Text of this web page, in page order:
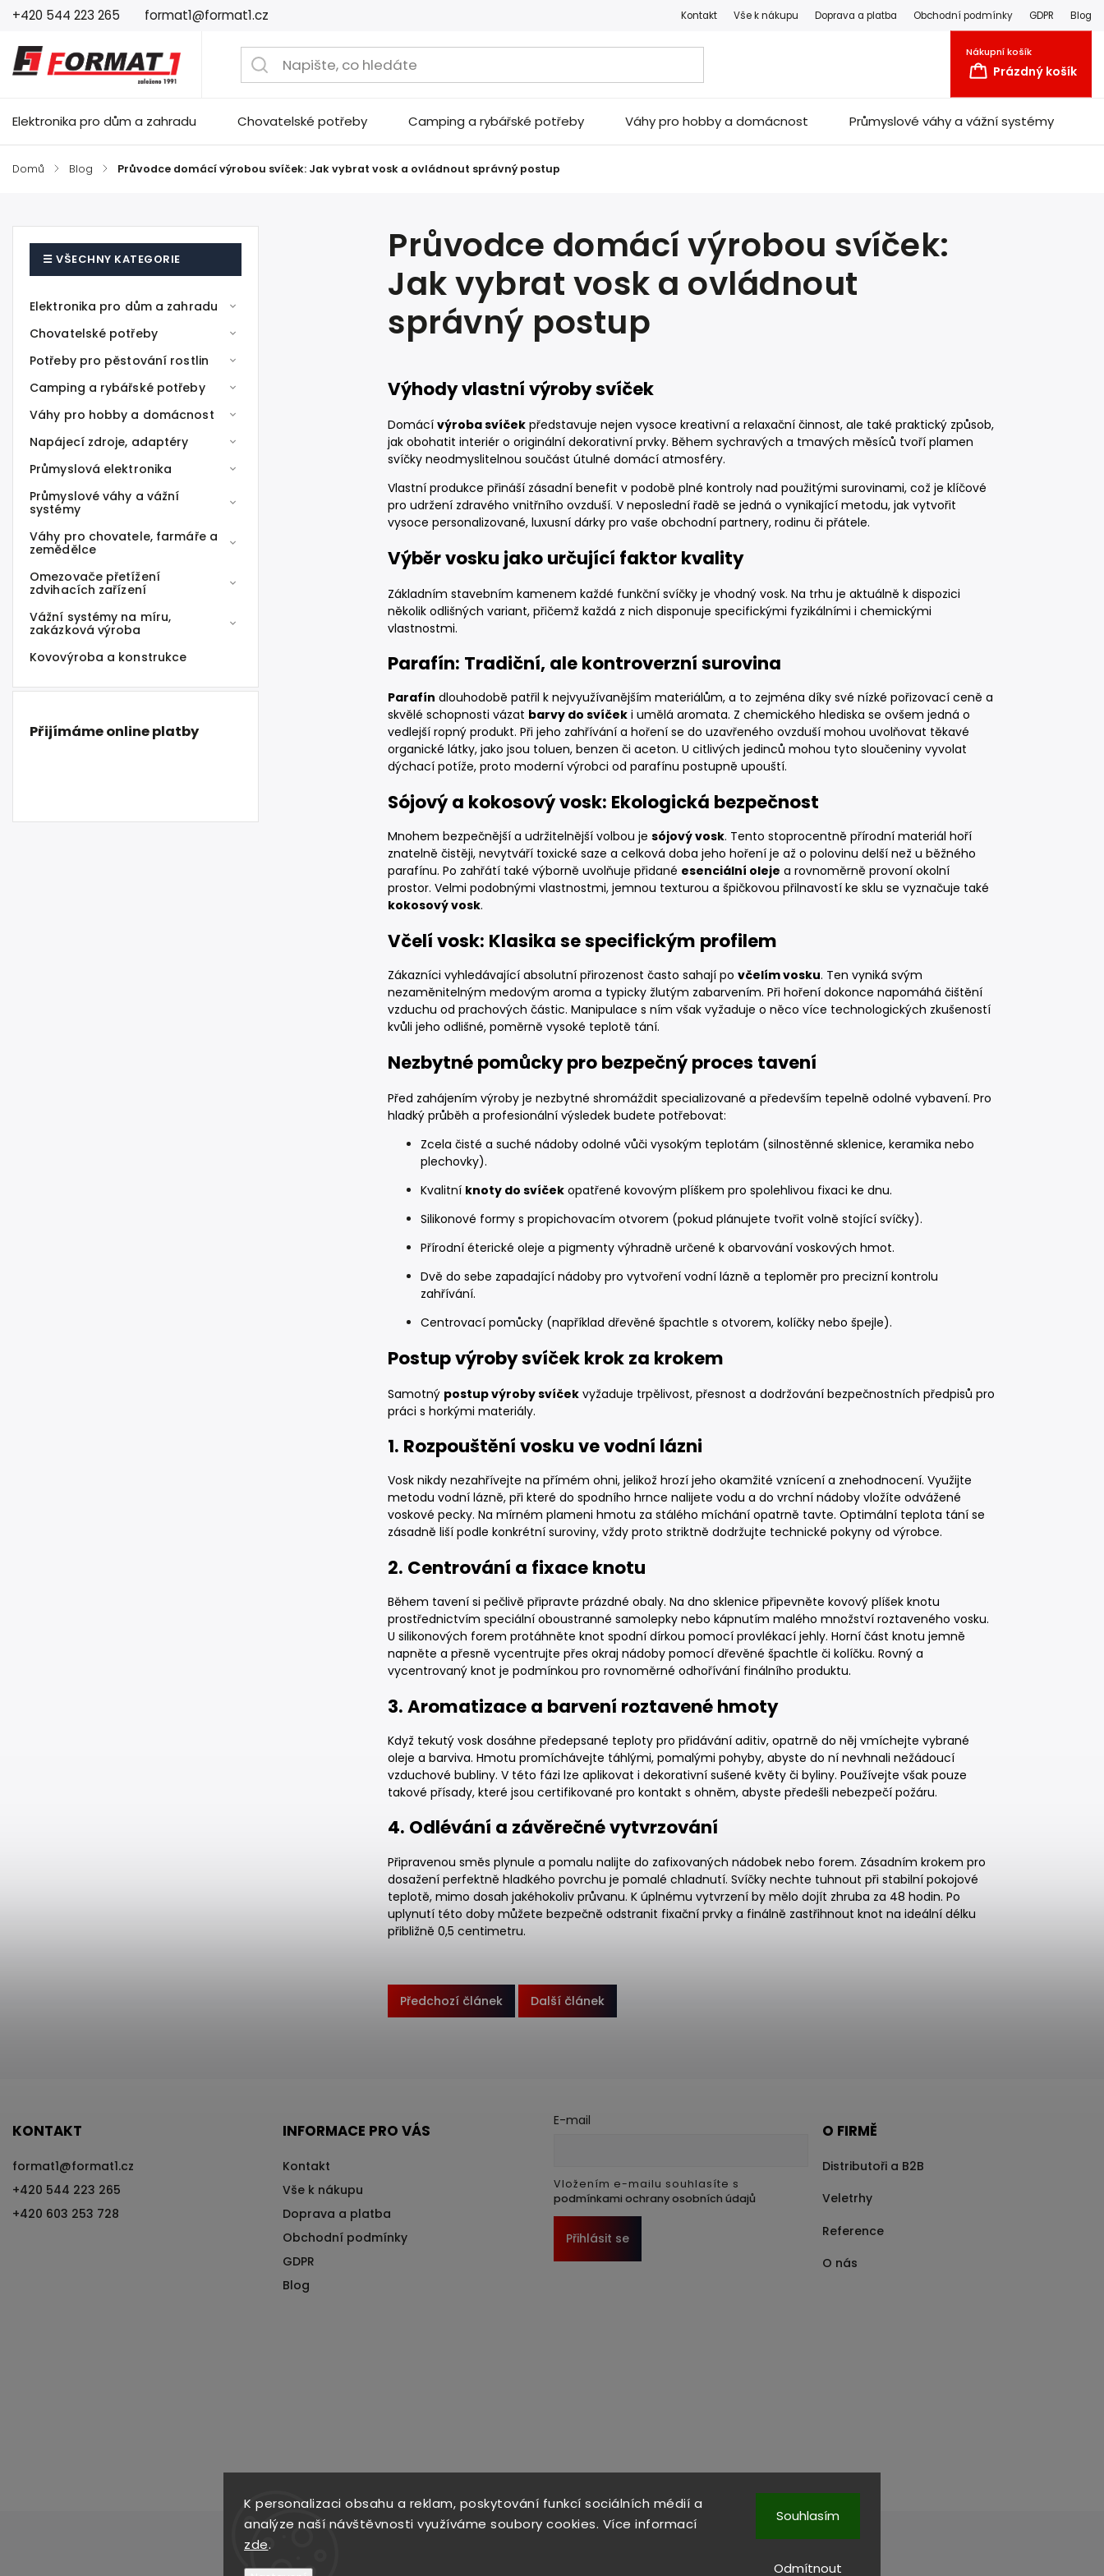
K personalizaci obsahu a reklam, poskytování funkcí sociálních médií a
analýze naší návštěvnosti využíváme soubory cookies. Více informací
zde.
Odmítnout
Souhlasím
+420 544 223 265 format1@format1.cz Kontakt Vše k nákupu Doprava a platba Obchodní podmínky GDPR Blog
Nákupní košík
Prázdný košík
Elektronika pro dům a zahradu Chovatelské potřeby Camping a rybářské potřeby Váhy pro hobby a domácnost Průmyslové váhy a vážní systémy
Domů / Blog / Průvodce domácí výrobou svíček: Jak vybrat vosk a ovládnout správný postup
Elektronika pro dům a zahradu
Chovatelské potřeby
Potřeby pro pěstování rostlin
Camping a rybářské potřeby
Váhy pro hobby a domácnost
Napájecí zdroje, adaptéry
Průmyslová elektronika
Průmyslové váhy a vážní
systémy
Váhy pro chovatele, farmáře a
zemědělce
Omezovače přetížení
zdvihacích zařízení
Vážní systémy na míru,
zakázková výroba
Kovovýroba a konstrukce
Přijímáme online platby
Průvodce domácí výrobou svíček:
Jak vybrat vosk a ovládnout
správný postup
Výhody vlastní výroby svíček
Domácí výroba svíček představuje nejen vysoce kreativní a relaxační činnost, ale také praktický způsob,
jak obohatit interiér o originální dekorativní prvky. Během sychravých a tmavých měsíců tvoří plamen
svíčky neodmyslitelnou součást útulné domácí atmosféry.
Vlastní produkce přináší zásadní benefit v podobě plné kontroly nad použitými surovinami, což je klíčové
pro udržení zdravého vnitřního ovzduší. V neposlední řadě se jedná o vynikající metodu, jak vytvořit
vysoce personalizované, luxusní dárky pro vaše obchodní partnery, rodinu či přátele.
Výběr vosku jako určující faktor kvality
Základním stavebním kamenem každé funkční svíčky je vhodný vosk. Na trhu je aktuálně k dispozici
několik odlišných variant, přičemž každá z nich disponuje specifickými fyzikálními i chemickými
vlastnostmi.
Parafín: Tradiční, ale kontroverzní surovina
Parafín dlouhodobě patřil k nejvyužívanějším materiálům, a to zejména díky své nízké pořizovací ceně a
skvělé schopnosti vázat barvy do svíček i umělá aromata. Z chemického hlediska se ovšem jedná o
vedlejší ropný produkt. Při jeho zahřívání a hoření se do uzavřeného ovzduší mohou uvolňovat těkavé
organické látky, jako jsou toluen, benzen či aceton. U citlivých jedinců mohou tyto sloučeniny vyvolat
dýchací potíže, proto moderní výrobci od parafínu postupně upouští.
Sójový a kokosový vosk: Ekologická bezpečnost
Mnohem bezpečnější a udržitelnější volbou je sójový vosk. Tento stoprocentně přírodní materiál hoří
znatelně čistěji, nevytváří toxické saze a celková doba jeho hoření je až o polovinu delší než u běžného
parafínu. Po zahřátí také výborně uvolňuje přidané esenciální oleje a rovnoměrně provoní okolní
prostor. Velmi podobnými vlastnostmi, jemnou texturou a špičkovou přilnavostí ke sklu se vyznačuje také
kokosový vosk.
Včelí vosk: Klasika se specifickým profilem
Zákazníci vyhledávající absolutní přirozenost často sahají po včelím vosku. Ten vyniká svým
nezaměnitelným medovým aroma a typicky žlutým zabarvením. Při hoření dokonce napomáhá čištění
vzduchu od prachových částic. Manipulace s ním však vyžaduje o něco více technologických zkušeností
kvůli jeho odlišné, poměrně vysoké teplotě tání.
Nezbytné pomůcky pro bezpečný proces tavení
Před zahájením výroby je nezbytné shromáždit specializované a především tepelně odolné vybavení. Pro
hladký průběh a profesionální výsledek budete potřebovat:
Zcela čisté a suché nádoby odolné vůči vysokým teplotám (silnostěnné sklenice, keramika nebo
plechovky).
Kvalitní knoty do svíček opatřené kovovým plíškem pro spolehlivou fixaci ke dnu.
Silikonové formy s propichovacím otvorem (pokud plánujete tvořit volně stojící svíčky).
Přírodní éterické oleje a pigmenty výhradně určené k obarvování voskových hmot.
Dvě do sebe zapadající nádoby pro vytvoření vodní lázně a teploměr pro precizní kontrolu
zahřívání.
Centrovací pomůcky (například dřevěné špachtle s otvorem, kolíčky nebo špejle).
Postup výroby svíček krok za krokem
Samotný postup výroby svíček vyžaduje trpělivost, přesnost a dodržování bezpečnostních předpisů pro
práci s horkými materiály.
1. Rozpouštění vosku ve vodní lázni
Vosk nikdy nezahřívejte na přímém ohni, jelikož hrozí jeho okamžité vznícení a znehodnocení. Využijte
metodu vodní lázně, při které do spodního hrnce nalijete vodu a do vrchní nádoby vložíte odvážené
voskové pecky. Na mírném plameni hmotu za stálého míchání opatrně tavte. Optimální teplota tání se
zásadně liší podle konkrétní suroviny, vždy proto striktně dodržujte technické pokyny od výrobce.
2. Centrování a fixace knotu
Během tavení si pečlivě připravte prázdné obaly. Na dno sklenice připevněte kovový plíšek knotu
prostřednictvím speciální oboustranné samolepky nebo kápnutím malého množství roztaveného vosku.
U silikonových forem protáhněte knot spodní dírkou pomocí provlékací jehly. Horní část knotu jemně
napněte a přesně vycentrujte přes okraj nádoby pomocí dřevěné špachtle či kolíčku. Rovný a
vycentrovaný knot je podmínkou pro rovnoměrné odhořívání finálního produktu.
3. Aromatizace a barvení roztavené hmoty
Když tekutý vosk dosáhne předepsané teploty pro přidávání aditiv, opatrně do něj vmíchejte vybrané
oleje a barviva. Hmotu promíchávejte táhlými, pomalými pohyby, abyste do ní nevhnali nežádoucí
vzduchové bubliny. V této fázi lze aplikovat i dekorativní sušené květy či byliny. Používejte však pouze
takové přísady, které jsou certifikované pro kontakt s ohněm, abyste předešli nebezpečí požáru.
4. Odlévání a závěrečné vytvrzování
Připravenou směs plynule a pomalu nalijte do zafixovaných nádobek nebo forem. Zásadním krokem pro
dosažení perfektně hladkého povrchu je pomalé chladnutí. Svíčky nechte tuhnout při stabilní pokojové
teplotě, mimo dosah jakéhokoliv průvanu. K úplnému vytvrzení by mělo dojít zhruba za 48 hodin. Po
uplynutí této doby můžete bezpečně odstranit fixační prvky a finálně zastřihnout knot na ideální délku
přibližně 0,5 centimetru.
Předchozí článek Další článek
KONTAKT
format1@format1.cz
+420 544 223 265
+420 603 253 728
INFORMACE PRO VÁS
Kontakt
Vše k nákupu
Doprava a platba
Obchodní podmínky
GDPR
Blog
E-mail
Vložením e-mailu souhlasíte s
podmínkami ochrany osobních údajů
Přihlásit se
O FIRMĚ
Distributoři a B2B
Veletrhy
Reference
O nás